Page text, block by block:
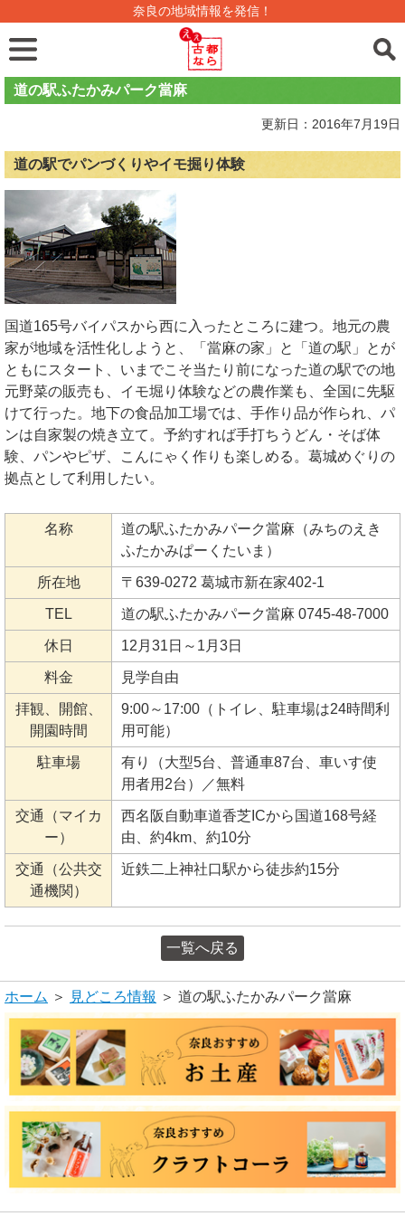
奈良の地域情報を発信！
道の駅ふたかみパーク當麻
更新日：2016年7月19日
道の駅でパンづくりやイモ掘り体験
国道165号バイパスから西に入ったところに建つ。地元の農
家が地域を活性化しようと、「當麻の家」と「道の駅」とが
ともにスタート、いまでこそ当たり前になった道の駅での地
元野菜の販売も、イモ堀り体験などの農作業も、全国に先駆
けて行った。地下の食品加工場では、手作り品が作られ、パ
ンは自家製の焼き立て。予約すれば手打ちうどん・そば体
験、パンやピザ、こんにゃく作りも楽しめる。葛城めぐりの
拠点として利用したい。
名称
道の駅ふたかみパーク當麻（みちのえき
ふたかみぱーくたいま）
所在地 〒639-0272 葛城市新在家402-1
TEL 道の駅ふたかみパーク當麻 0745-48-7000
休日 12月31日～1月3日
料金 見学自由
拝観、開館、
開園時間
9:00～17:00（トイレ、駐車場は24時間利
用可能）
駐車場
有り（大型5台、普通車87台、車いす使
用者用2台）／無料
交通（マイカ
ー）
西名阪自動車道香芝ICから国道168号経
由、約4km、約10分
交通（公共交
通機関）
近鉄二上神社口駅から徒歩約15分
一覧へ戻る
ホーム ＞ 見どころ情報 ＞ 道の駅ふたかみパーク當麻